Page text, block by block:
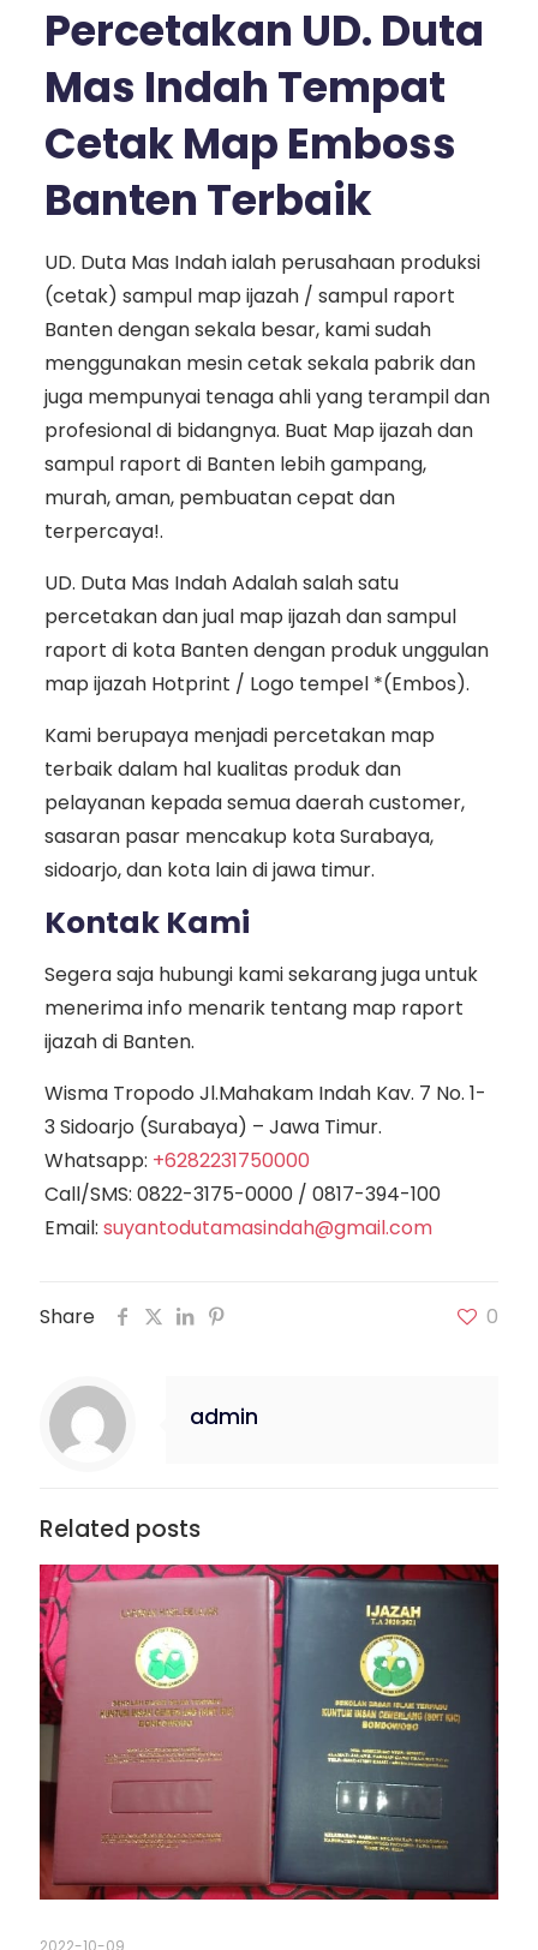
Percetakan UD. Duta
Mas Indah Tempat
Cetak Map Emboss
Banten Terbaik
UD. Duta Mas Indah ialah perusahaan produksi
(cetak) sampul map ijazah / sampul raport
Banten dengan sekala besar, kami sudah
menggunakan mesin cetak sekala pabrik dan
juga mempunyai tenaga ahli yang terampil dan
profesional di bidangnya. Buat Map ijazah dan
sampul raport di Banten lebih gampang,
murah, aman, pembuatan cepat dan
terpercaya!.
UD. Duta Mas Indah Adalah salah satu
percetakan dan jual map ijazah dan sampul
raport di kota Banten dengan produk unggulan
map ijazah Hotprint / Logo tempel *(Embos).
Kami berupaya menjadi percetakan map
terbaik dalam hal kualitas produk dan
pelayanan kepada semua daerah customer,
sasaran pasar mencakup kota Surabaya,
sidoarjo, dan kota lain di jawa timur.
Kontak Kami
Segera saja hubungi kami sekarang juga untuk
menerima info menarik tentang map raport
ijazah di Banten.
Wisma Tropodo Jl.Mahakam Indah Kav. 7 No. 1-
3 Sidoarjo (Surabaya) – Jawa Timur.
Whatsapp: +6282231750000
Call/SMS: 0822-3175-0000/ 0817-394-100
Email: suyantodutamasindah@gmail.com
Share 0
admin
Related posts
2022-10-09